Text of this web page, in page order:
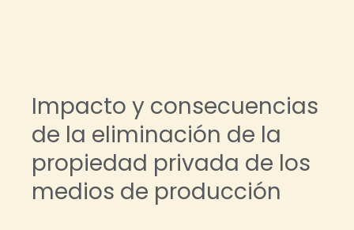
Impacto y consecuencias
de la eliminación de la
propiedad privada de los
medios de producción